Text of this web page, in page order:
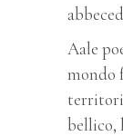
Aale
mondo
bellico,